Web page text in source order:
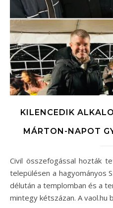
KILENCEDIK
MÁRTON-NAPOT
Civil összefogással hozták tető, pontosabban sátor alá a
településen a hagyományos
délután a templomban és a
mintegy kétszázan. A vaol.hu